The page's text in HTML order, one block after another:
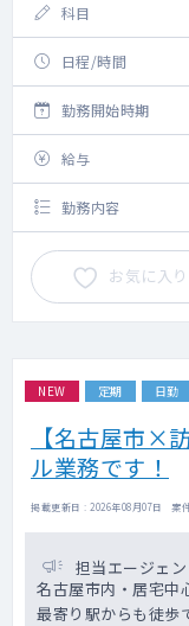
科目
日程/時間
勤務開始時期
給与
勤務内容
お気に入り
NEW 定期 日勤
【名古屋市×
ル業務です！
掲載更新日 : 2026年08月07日 案
担当エージェン
名古屋市内・居宅中
最寄り駅からも徒歩